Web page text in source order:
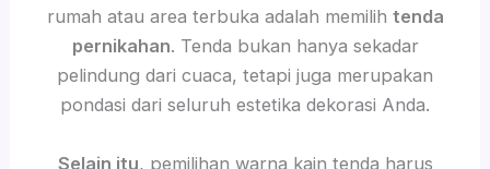
rumah atau area terbuka adalah memilih tenda
pernikahan. Tenda bukan hanya sekadar
pelindung dari cuaca, tetapi juga merupakan
pondasi dari seluruh estetika dekorasi Anda.
Selain itu, pemilihan warna kain tenda harus